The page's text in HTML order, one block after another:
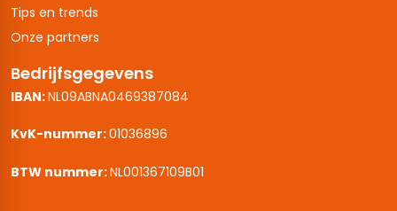
Tips en trends
Onze partners
Bedrijfsgegevens
IBAN:NL09ABNA0469387084
KvK-nummer:01036896
BTW nummer:NL001367109B01